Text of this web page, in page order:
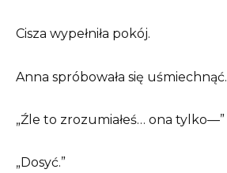
Cisza wypełniła pokój.
Anna spróbowała się uśmiechnąć.
„Źle to zrozumiałeś… ona tylko—”
„Dosyć.”